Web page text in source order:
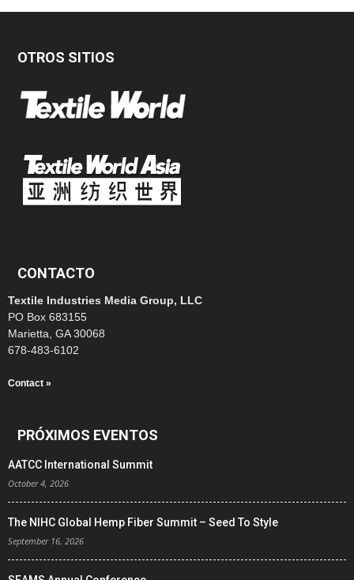
OTROS SITIOS
CONTACTO
Textile Industries Media Group, LLC
PO Box 683155
Marietta, GA 30068
678-483-6102
Contact »
PRÓXIMOS EVENTOS
AATCC International Summit
October 4, 2026
The NIHC Global Hemp Fiber Summit – Seed To Style
September 16, 2026